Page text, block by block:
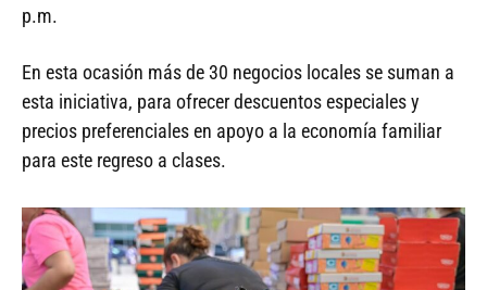
p.m.
En esta ocasión más de 30 negocios locales se suman a
esta iniciativa, para ofrecer descuentos especiales y
precios preferenciales en apoyo a la economía familiar
para este regreso a clases.